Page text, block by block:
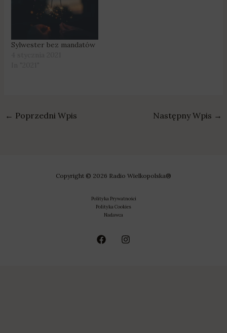
Sylwester bez mandatów
← Poprzedni Wpis Następny Wpis →
Copyright © 2026 Radio Wielkopolska®
Polityka Prywatności
Polityka Cookies
Nadawca